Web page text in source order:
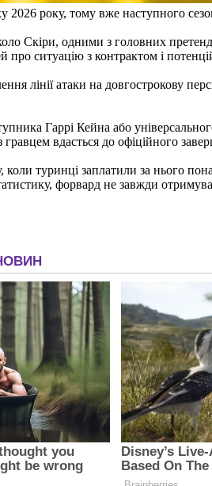
2026 року, тому вже наступного
Скіри, одними з головних
ситуацію з контрактом і
лінії атаки на довгострокову
Гаррі Кейна або
вдасться до офіційного
туринці заплатили за нього
форвард не завжди